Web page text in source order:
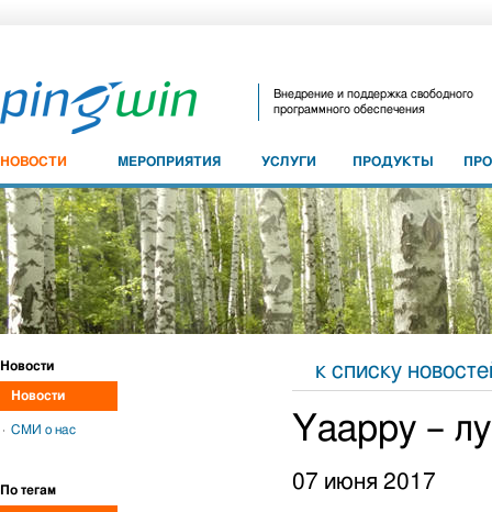
Внедрение и поддержка свободного
программного обеспечения
НОВОСТИ МЕРОПРИЯТИЯ УСЛУГИ ПРОДУКТЫ
к списку
Yaappy –
07 июня 2017
Новости
Новости
СМИ о нас
По тегам